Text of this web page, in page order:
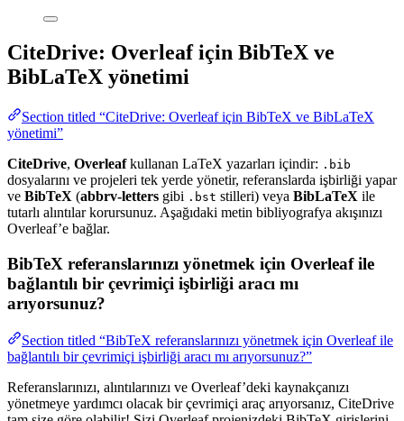
CiteDrive: Overleaf için BibTeX ve
BibLaTeX yönetimi
Section titled “CiteDrive: Overleaf için BibTeX ve BibLaTeX
yönetimi”
CiteDrive, Overleafkullanan LaTeX yazarları içindir: .bib
dosyalarını ve projeleri tek yerde yönetir, referanslarda işbirliği yapar
ve BibTeX (abbrv-letters gibi .bst stilleri) veya BibLaTeX ile
tutarlı alıntılar korursunuz. Aşağıdaki metin bibliyografya akışınızı
Overleaf’e bağlar.
BibTeX referanslarınızı yönetmek için Overleaf ile
bağlantılı bir çevrimiçi işbirliği aracı mı
arıyorsunuz?
Section titled “BibTeX referanslarınızı yönetmek için Overleaf ile
bağlantılı bir çevrimiçi işbirliği aracı mı arıyorsunuz?”
Referanslarınızı, alıntılarınızı ve Overleaf’deki kaynakçanızı
yönetmeye yardımcı olacak bir çevrimiçi araç arıyorsanız, CiteDrive